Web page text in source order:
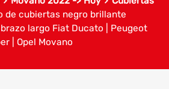
de cubiertas negro brillante
largo Fiat Ducato | Peugeot
| Opel Movano